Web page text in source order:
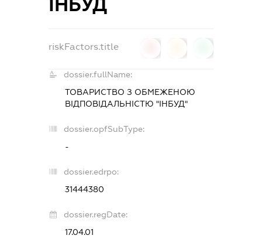
ІНБУД
riskFactors.title
dossier.fullName:
ТОВАРИСТВО З ОБМЕЖЕНОЮ
ВІДПОВІДАЛЬНІСТЮ "ІНБУД"
dossier.opfSubType:
-
dossier.edrpo:
31444380
dossier.regDate:
17.04.01